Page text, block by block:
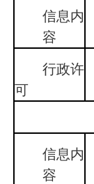
信息内
容
行政许
可
信息内
容